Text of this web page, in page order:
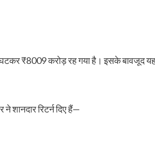
घटकर ₹8009 करोड़ रह गया है। इसके बावजूद
शानदार रिटर्न दिए हैं—